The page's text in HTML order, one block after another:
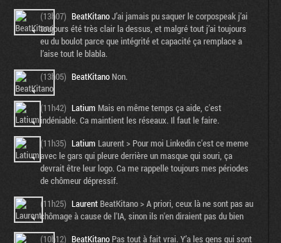
(13h07) BeatKitanoJ’ai jamais pu saquer le corpospeak j’ai
toujours été très clair la dessus, et malgré tout j’ai toujours
eu du boulot parce que intégrité et capacité ça remplace a
l’aise tout le blabla.
(13h05) BeatKitano Non.
(11h42) Latium Mais en même temps ça aide, c'est
indéniable. Ca maintient les réseaux. Il faut le faire.
(11h35) Latium Laurent > Pour moi Linkedin c'est ce meme
avec le gars qui pleure derrière un masque qui souri, ça
devrait être leur logo. Ca me rappelle toujours mes périodes
de chômeur dépressif.
(11h25) Laurent BeatKitano > A priori, ceux là ne sont pas au
chômage à cause de l'IA, sinon ils n'en diraient pas du bien
(10h12) BeatKitano Pas tout à fait vrai. Y’a les gens qui sont